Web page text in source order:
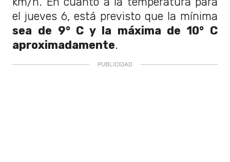
el jueves 6, está previsto que la mínima
sea de 9° C y la máxima de 10° C
aproximadamente.